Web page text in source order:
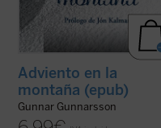
Adviento en la
montaña (epub)
Gunnar Gunnarsson